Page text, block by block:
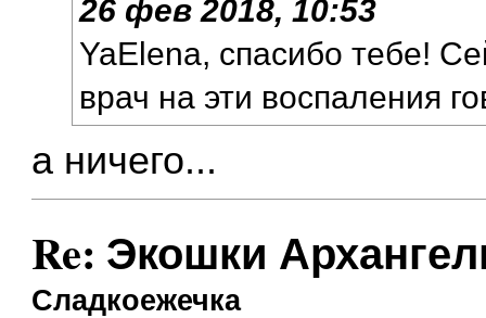
26 фев 2018, 10:53
YaElena, спасибо тебе!
врач на эти воспаления
а ничего...
Re: Экошки
Сладкоежечка